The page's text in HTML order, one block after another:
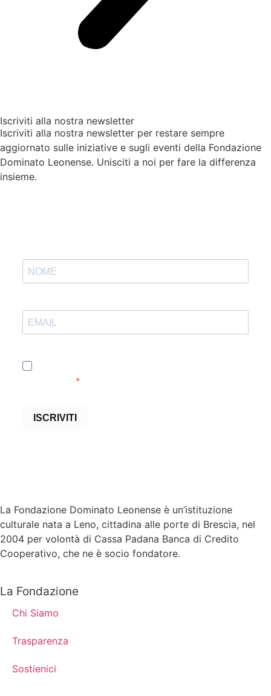
Iscriviti alla nostra newsletter
Iscriviti alla nostra newsletter per restare sempre
aggiornato sulle iniziative e sugli eventi della Fondazione
Dominato Leonense. Unisciti a noi per fare la differenza
insieme.
ISCRIVITI
La Fondazione Dominato Leonense è un’istituzione
culturale nata a Leno, cittadina alle porte di Brescia, nel
2004 per volontà di Cassa Padana Banca di Credito
Cooperativo, che ne è socio fondatore.
La Fondazione
Chi Siamo
Trasparenza
Sostienici